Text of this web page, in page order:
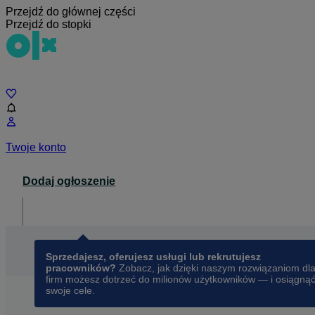
Przejdź do głównej części
Przejdź do stopki
Twoje konto
Dodaj ogłoszenie
Sprzedajesz, oferujesz usługi lub rekrutujesz
pracowników? Zobacz, jak dzięki naszym rozwiązaniom dla
firm możesz dotrzeć do milionów użytkowników — i osiągnąć
swoje cele.